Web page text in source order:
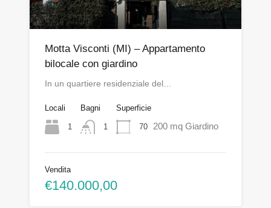
Motta Visconti (MI) – Appartamento
bilocale con giardino
In un quartiere residenziale del…
Locali
1
Bagni
1
Superficie
70 200 mq Giardino
Vendita
€140.000,00